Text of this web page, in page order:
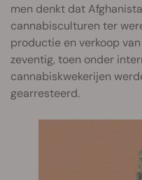
men denkt dat
cannabisculturen ter
productie en verkoop van
zeventig, toen onder
cannabiskwekerijen
gearresteerd.